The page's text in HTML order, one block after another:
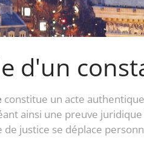
d'un
constitue un acte
ainsi une preuve
de justice se déplace